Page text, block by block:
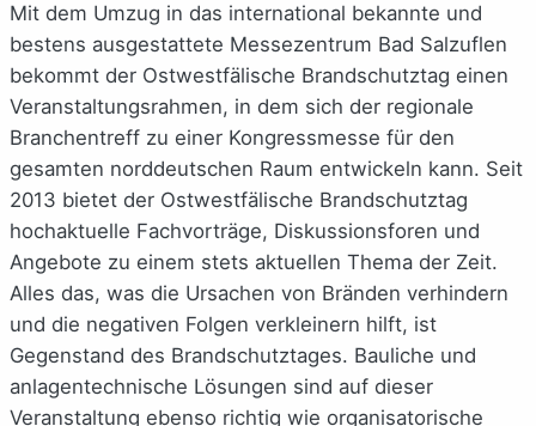
Mit dem Umzug in das international bekannte und
bestens ausgestattete Messezentrum Bad Salzuflen
bekommt der Ostwestfälische Brandschutztag einen
Veranstaltungsrahmen, in dem sich der regionale
Branchentreff zu einer Kongressmesse für den
gesamten norddeutschen Raum entwickeln kann. Seit
2013 bietet der Ostwestfälische Brandschutztag
hochaktuelle Fachvorträge, Diskussionsforen und
Angebote zu einem stets aktuellen Thema der Zeit.
Alles das, was die Ursachen von Bränden verhindern
und die negativen Folgen verkleinern hilft, ist
Gegenstand des Brandschutztages. Bauliche und
anlagentechnische Lösungen sind auf dieser
Veranstaltung ebenso richtig wie organisatorische